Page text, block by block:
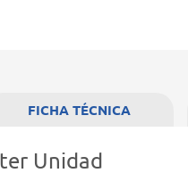
Unidad
FICHA TÉCNICA